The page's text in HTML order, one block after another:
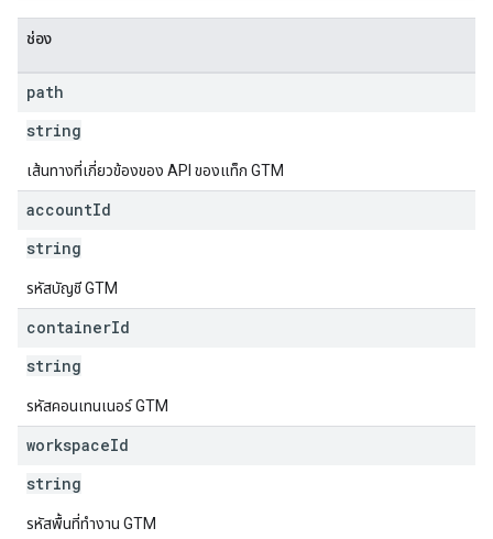
ช่อง
path
string
เส้นทางที่เกี่ยวข้องของ API ของแท็ก GTM
accountId
string
รหัสบัญชี GTM
containerId
string
รหัสคอนเทนเนอร์ GTM
workspaceId
string
รหัสพื้นที่ทํางาน GTM